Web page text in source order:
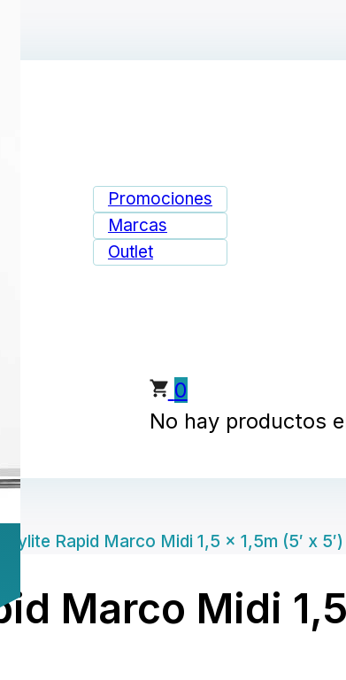
Promociones
Marcas
Outlet
0
No hay productos
Rapid Marco Midi 1,5 x 1,5m (5′ x 5′)
Marco Midi 1,5